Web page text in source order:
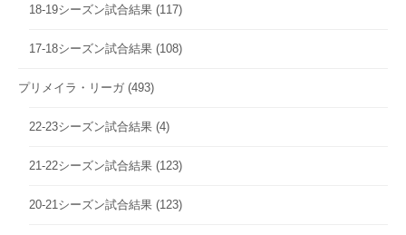
18-19シーズン試合結果 (117)
17-18シーズン試合結果 (108)
プリメイラ・リーガ (493)
22-23シーズン試合結果 (4)
21-22シーズン試合結果 (123)
20-21シーズン試合結果 (123)